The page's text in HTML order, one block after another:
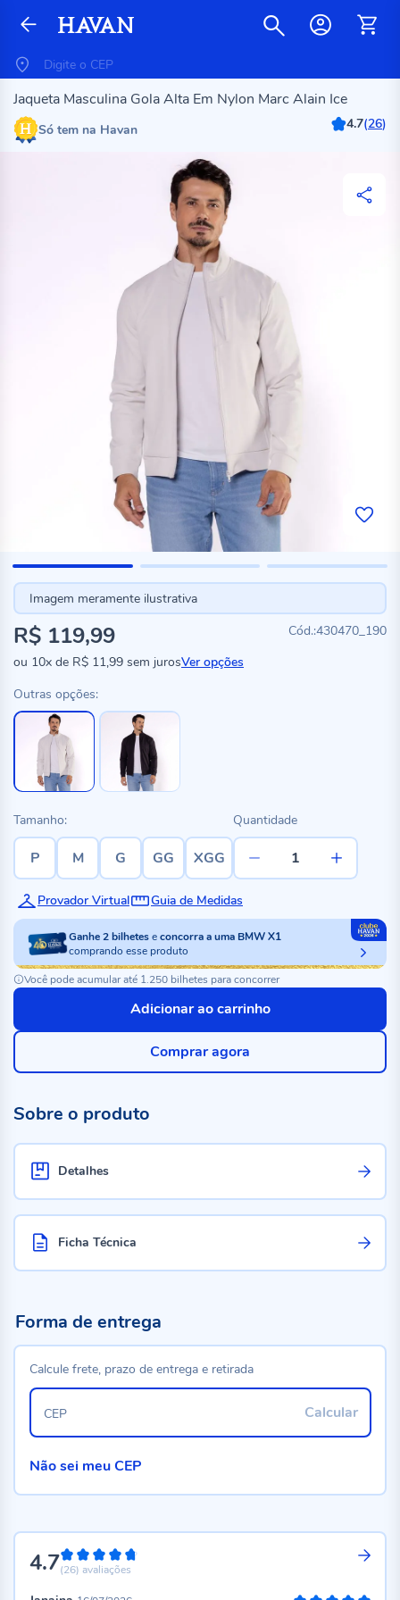
Jaqueta Masculina Gola Alta Em Nylon Marc Alain Ice
Só tem na Havan 4.7(26)
Imagem meramente ilustrativa
430470_190
R$ 119,99
ou 10x de R$ 11,99 sem jurosVer opções
Outras opções:
Tamanho:
P M G GG XGG
Quantidade
Provador Virtual Guia de Medidas
Ganhe2bilheteseconcorra a uma BMW X1
comprando esse produto
Você pode acumular até 1.250 bilhetes para concorrer
Adicionar ao carrinho
Comprar agora
Sobre o produto
Detalhes
Ficha Técnica
4.794%
(26) avaliações
Forma de entrega
Calcule frete, prazo de entrega e retirada
Calcular
CEP
Não sei meu CEP